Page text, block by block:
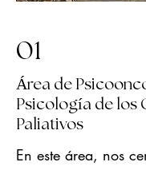
01
​Área de
Psicología de los
Paliativos
En este área, nos